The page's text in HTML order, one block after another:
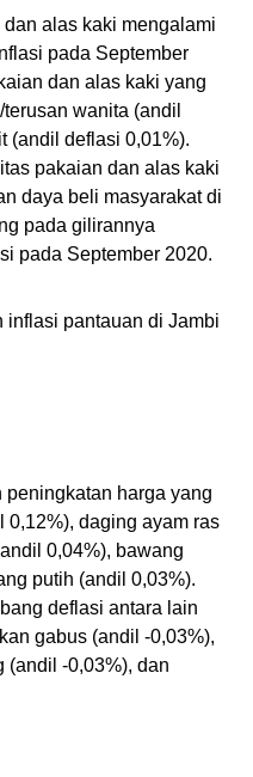
alas kaki mengalami
pada September
dan alas kaki yang
wanita (andil
(andil deflasi 0,01%).
pakaian dan alas kaki
daya beli masyarakat di
pada gilirannya
pada September 2020.
pantauan di Jambi
peningkatan harga yang
0,12%), daging ayam ras
0,04%), bawang
putih (andil 0,03%).
deflasi antara lain
gabus (andil -0,03%),
(andil -0,03%), dan